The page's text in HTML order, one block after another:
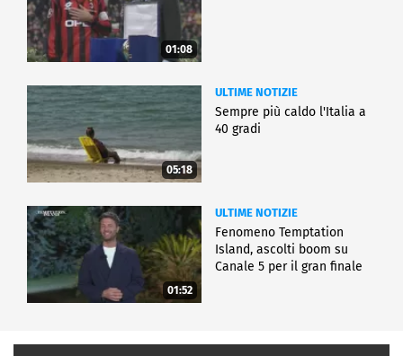
01:08
05:18
ULTIME NOTIZIE
Sempre più caldo l'Italia a
40 gradi
01:52
ULTIME NOTIZIE
Fenomeno Temptation
Island, ascolti boom su
Canale 5 per il gran finale